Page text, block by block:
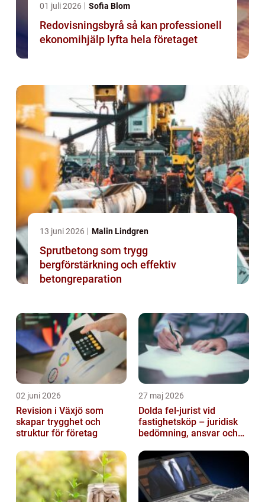
01 juli 2026 Sofia Blom
Redovisningsbyrå så kan professionell
ekonomihjälp lyfta hela företaget
13 juni 2026 Malin Lindgren
Sprutbetong som trygg
bergförstärkning och effektiv
betongreparation
02 juni 2026
Revision i Växjö som
skapar trygghet och
struktur för företag
27 maj 2026
Dolda fel-jurist vid
fastighetsköp – juridisk
bedömning, ansvar och
tvister...